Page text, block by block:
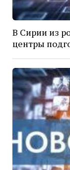
В Сирии из
центры